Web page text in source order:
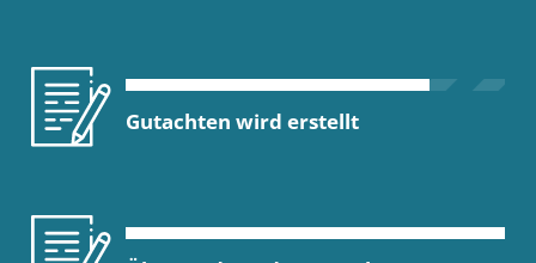
Gutachten wird erstellt